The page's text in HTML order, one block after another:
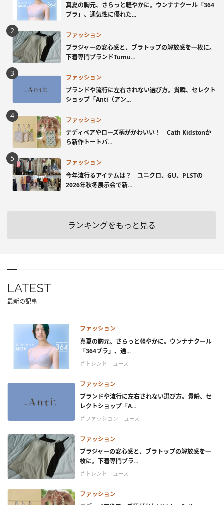
真夏の胸元、さらっと軽やかに。ウンナナクール「364
ブラ」、通気性に優れた...
ファッション
ブラジャーの安心感と、ブラトップの解放感を一枚に。
下着専門ブランドTumu...
ファッション
ブランドや流行に左右されない選び方。貴瞬、セレクト
ショップ「Anti（アン...
ファッション
テディベアやローズ柄がかわいい！ Cath Kidstonか
ら新作トートバ...
ファッション
今年流行るアイテムは？ ユニクロ、GU、PLSTの
2026年秋冬展示会で新...
ランキングをもっと見る
LATEST
最新の記事
ファッション
真夏の胸元、さらっと軽やかに。ウンナナクール
「364ブラ」、通...
＃トレンドニュース
ファッション
ブランドや流行に左右されない選び方。貴瞬、セ
レクトショップ「A...
＃ファッションニュース
ファッション
ブラジャーの安心感と、ブラトップの解放感を一
枚に。下着専門ブラ...
＃トレンドニュース
ファッション